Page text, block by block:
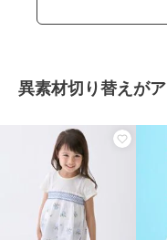
異素材切り替えが